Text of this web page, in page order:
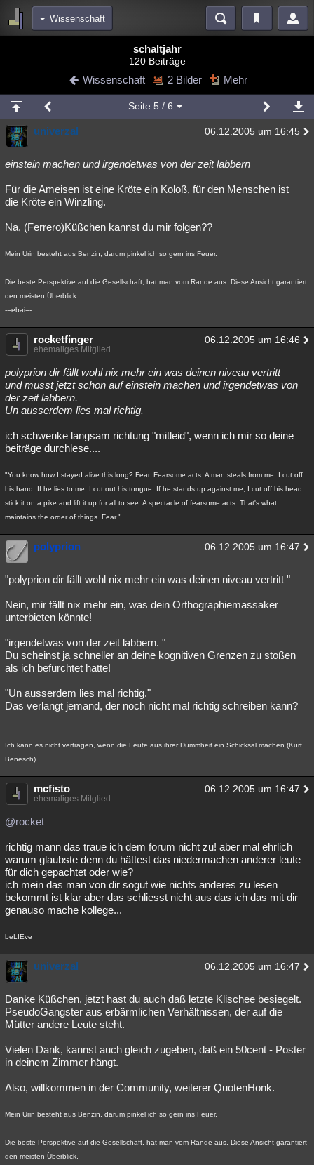
Wissenschaft
Blogs Videos
Chat Wiki Neuigkeiten
meine Rubriken
Menschen Wissenschaft Mystery Kriminalfälle
Spiritualität Verschwörungen Technologie Ufologie
Natur Umfragen Unterhaltung
Philosophie Träume Orte Esoterik
Astronomie Helpdesk Gruppen Gaming
Musik Clash Verbesserungen Allmystery English
Übersichten
Besucht Teilgenommen Alle Neue Geschlossen
Lesenswert Schlüsselwörter
schaltjahr
120 Beiträge
Wissenschaft 2 Bilder Mehr
Seite 5 / 6
univerzal 06.12.2005 um 16:45
einstein machen und irgendetwas von der zeit labbern
Für die Ameisen ist eine Kröte ein Koloß, für den Menschen ist
die Kröte ein Winzling.
Na, (Ferrero)Küßchen kannst du mir folgen??
Mein Urin besteht aus Benzin, darum pinkel ich so gern ins Feuer.
Die beste Perspektive auf die Gesellschaft, hat man vom Rande aus. Diese Ansicht garantiert
den meisten Überblick.
-=ebai=-
rocketfinger 06.12.2005 um 16:46
ehemaliges Mitglied
polyprion dir fällt wohl nix mehr ein was deinen niveau vertritt
und musst jetzt schon auf einstein machen und irgendetwas von
der zeit labbern.
Un ausserdem lies mal richtig.
ich schwenke langsam richtung "mitleid", wenn ich mir so deine
beiträge durchlese....
"You know how I stayed alive this long? Fear. Fearsome acts. A man steals from me, I cut off
his hand. If he lies to me, I cut out his tongue. If he stands up against me, I cut off his head,
stick it on a pike and lift it up for all to see. A spectacle of fearsome acts. That's what
maintains the order of things. Fear."
polyprion 06.12.2005 um 16:47
"polyprion dir fällt wohl nix mehr ein was deinen niveau vertritt "
Nein, mir fällt nix mehr ein, was dein Orthographiemassaker
unterbieten könnte!
"irgendetwas von der zeit labbern. "
Du scheinst ja schneller an deine kognitiven Grenzen zu stoßen
als ich befürchtet hatte!
"Un ausserdem lies mal richtig."
Das verlangt jemand, der noch nicht mal richtig schreiben kann?
Ich kann es nicht vertragen, wenn die Leute aus ihrer Dummheit ein Schicksal machen.(Kurt
Benesch)
mcfisto 06.12.2005 um 16:47
ehemaliges Mitglied
@rocket
richtig mann das traue ich dem forum nicht zu! aber mal ehrlich
warum glaubste denn du hättest das niedermachen anderer leute
für dich gepachtet oder wie?
ich mein das man von dir sogut wie nichts anderes zu lesen
bekommt ist klar aber das schliesst nicht aus das ich das mit dir
genauso mache kollege...
beLIEve
univerzal 06.12.2005 um 16:47
Danke Küßchen, jetzt hast du auch daß letzte Klischee besiegelt.
PseudoGangster aus erbärmlichen Verhältnissen, der auf die
Mütter andere Leute steht.
Vielen Dank, kannst auch gleich zugeben, daß ein 50cent - Poster
in deinem Zimmer hängt.
Also, willkommen in der Community, weiterer QuotenHonk.
Mein Urin besteht aus Benzin, darum pinkel ich so gern ins Feuer.
Die beste Perspektive auf die Gesellschaft, hat man vom Rande aus. Diese Ansicht garantiert
den meisten Überblick.